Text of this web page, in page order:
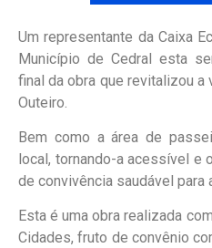
Um representante da Caixa
Município de Cedral esta
final da obra que revitalizou a
Outeiro.
Bem como a área de
local, tornando-a acessível e
de convivência saudável para
Esta é uma obra realizada
Cidades, fruto de convênio